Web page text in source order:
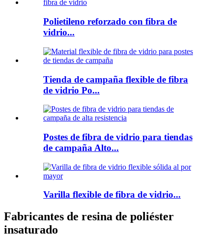
Polietileno reforzado con fibra de
vidrio...
Tienda de campaña flexible de fibra
de vidrio Po...
Postes de fibra de vidrio para tiendas
de campaña Alto...
Varilla flexible de fibra de vidrio...
Fabricantes de resina de poliéster
insaturado